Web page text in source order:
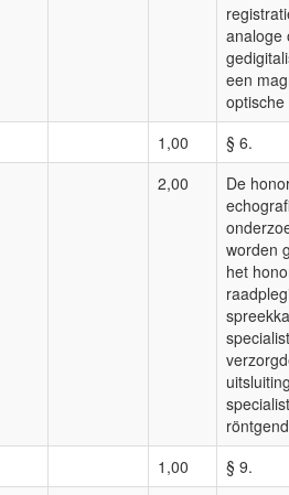
analoge
een
1,00
§ 6.
2,00
De
worden
het
1,00
§ 9.